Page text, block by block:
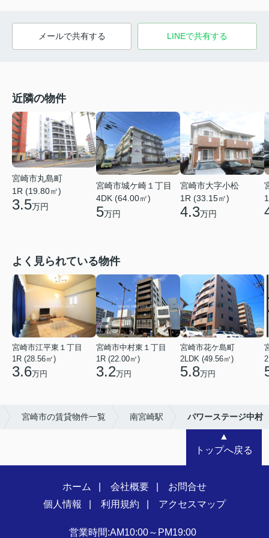
メールで共有する LINEで共有する
近隣の物件
宮崎市丸島町
1R (19.80㎡)
3.5万円
宮崎市城ケ崎１丁目
4DK (64.00㎡)
5万円
宮崎市大字小松
1R (33.15㎡)
4.3万円
よく見られている物件
宮崎市江平東１丁目
1R (28.56㎡)
3.6万円
宮崎市中村東１丁目
1R (22.00㎡)
3.2万円
宮崎市花ケ島町
2LDK (49.56㎡)
5.8万円
宮崎市の賃貸物件一覧 南宮崎駅 パワーステージ中村
▲
トップへ戻る
ホーム 会社概要
お問合せ
個人情報
利用規約 アクセスマップ
営業時間:AM10:00～PM19:00